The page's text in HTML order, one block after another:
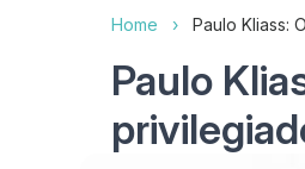
Home › Paulo Kliass:
Paulo